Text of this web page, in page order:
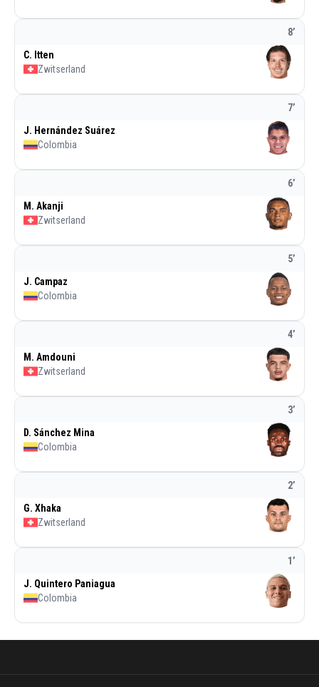
1’
J. Quintero Paniagua
Colombia
2’
G. Xhaka
Zwitserland
3’
D. Sánchez Mina
Colombia
4’
M. Amdouni
Zwitserland
5’
J. Campaz
Colombia
6’
M. Akanji
Zwitserland
7’
J. Hernández Suárez
Colombia
8’
C. Itten
Zwitserland